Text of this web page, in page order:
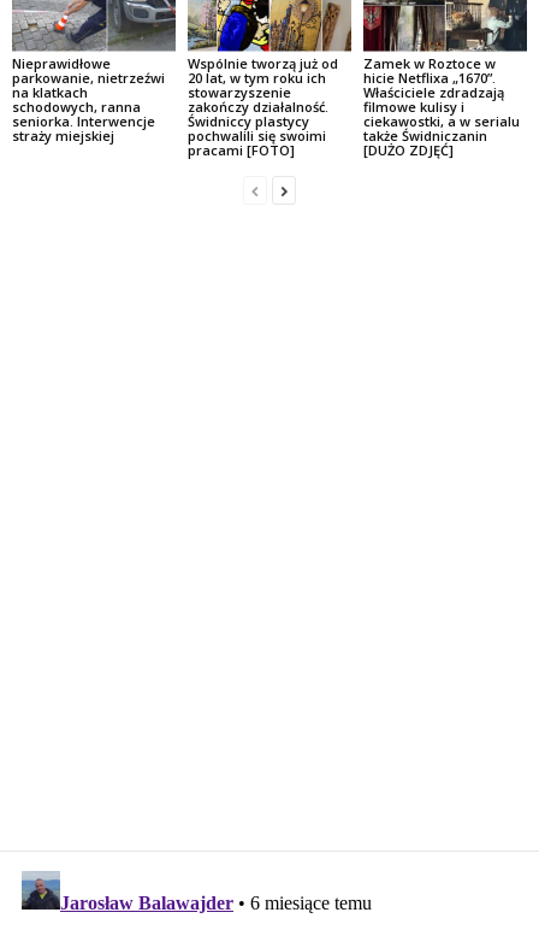
Nieprawidłowe
parkowanie, nietrzeźwi
na klatkach
schodowych, ranna
seniorka. Interwencje
straży miejskiej
Wspólnie tworzą już od
20 lat, w tym roku ich
stowarzyszenie
zakończy działalność.
Świdniccy plastycy
pochwalili się swoimi
pracami [FOTO]
Zamek w Roztoce w
hicie Netflixa „1670”.
Właściciele zdradzają
filmowe kulisy i
ciekawostki, a w serialu
także Świdniczanin
[DUŻO ZDJĘĆ]